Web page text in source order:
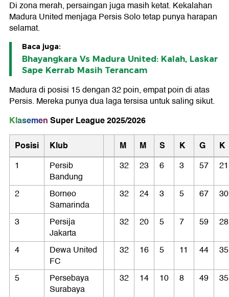
Di zona merah, persaingan juga masih ketat. Kekalahan
Madura United menjaga Persis Solo tetap punya harapan
selamat.
Baca juga:
Bhayangkara Vs Madura United: Kalah, Laskar
Sape Kerrab Masih Terancam
Madura di posisi 15 dengan 32 poin, empat poin di atas
Persis. Mereka punya dua laga tersisa untuk saling sikut.
KlasemenSuper League 2025/2026
Posisi
Klub M M S K G K
1
Persib
Bandung
32 23 6 3 57 21
2
Borneo
Samarinda
32 24 3 5 67 30
3
Persija
Jakarta
32 20 5 7 59 28
4
Dewa United
FC
32 16 5 11 44 35
5
Persebaya
Surabaya
32 14 10 8 49 35